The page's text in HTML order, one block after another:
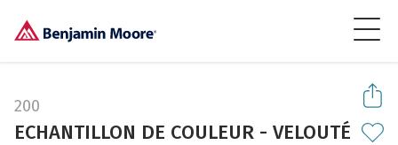
200
ECHANTILLON DE COULEUR - VELOUTÉ